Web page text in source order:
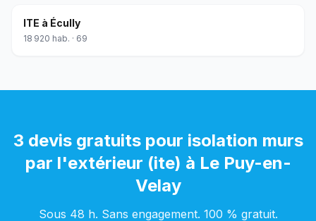
ITE à Écully
18 920 hab. · 69
3 devis gratuits pour isolation murs
par l'extérieur (ite) à Le Puy-en-
Velay
Sous 48 h. Sans engagement. 100 % gratuit.